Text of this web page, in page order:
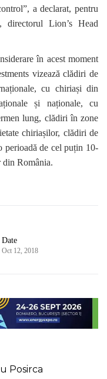
a declarat, pentru
Lion’s Head
în acest moment
vizează clădiri de
cu chiriași din
și naționale, cu
lung, clădiri în zone
chiriașilor, clădiri de
perioadă de cel puțin 10-
România.
Date
Oct 12, 2018
Posirca